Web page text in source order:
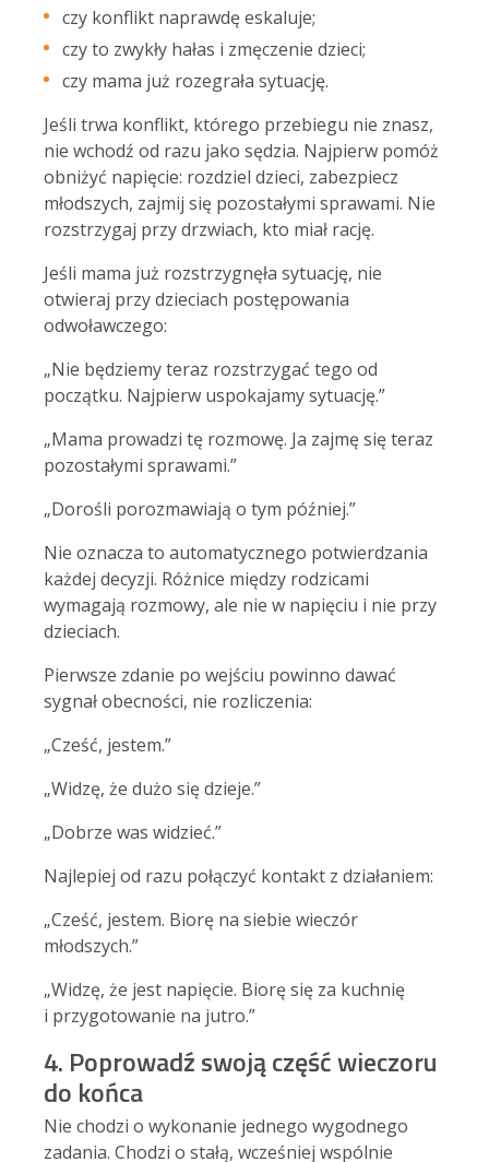
czy konflikt naprawdę eskaluje;
czy to zwykły hałas i zmęczenie dzieci;
czy mama już rozegrała sytuację.
Jeśli trwa konflikt, którego przebiegu nie znasz,
nie wchodź od razu jako sędzia. Najpierw pomóż
obniżyć napięcie: rozdziel dzieci, zabezpiecz
młodszych, zajmij się pozostałymi sprawami. Nie
rozstrzygaj przy drzwiach, kto miał rację.
Jeśli mama już rozstrzygnęła sytuację, nie
otwieraj przy dzieciach postępowania
odwoławczego:
„Nie będziemy teraz rozstrzygać tego od
początku. Najpierw uspokajamy sytuację.”
„Mama prowadzi tę rozmowę. Ja zajmę się teraz
pozostałymi sprawami.”
„Dorośli porozmawiają o tym później.”
Nie oznacza to automatycznego potwierdzania
każdej decyzji. Różnice między rodzicami
wymagają rozmowy, ale nie w napięciu i nie przy
dzieciach.
Pierwsze zdanie po wejściu powinno dawać
sygnał obecności, nie rozliczenia:
„Cześć, jestem.”
„Widzę, że dużo się dzieje.”
„Dobrze was widzieć.”
Najlepiej od razu połączyć kontakt z działaniem:
„Cześć, jestem. Biorę na siebie wieczór
młodszych.”
„Widzę, że jest napięcie. Biorę się za kuchnię
i przygotowanie na jutro.”
4. Poprowadź swoją część wieczoru
do końca
Nie chodzi o wykonanie jednego wygodnego
zadania. Chodzi o stałą, wcześniej wspólnie